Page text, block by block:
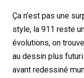
Ça n’est pas une
style, la 911 reste
évolutions, on
au dessin plus
avant redessiné